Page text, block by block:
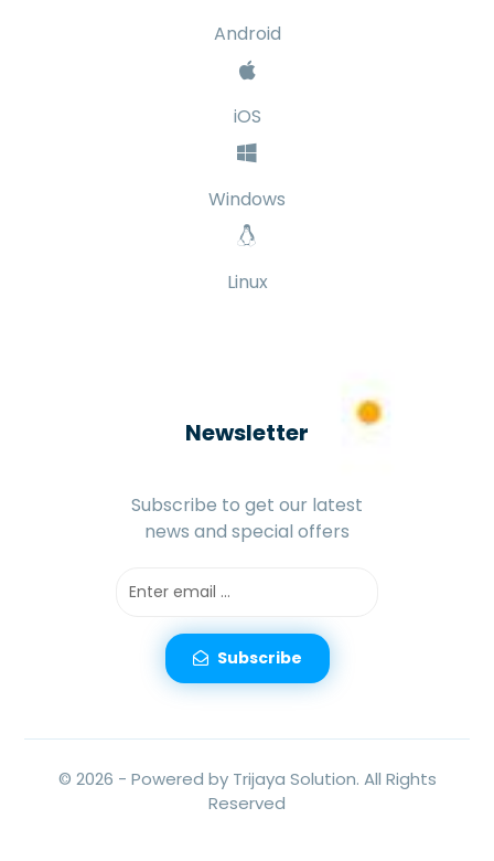
Android
iOS
Windows
Linux
Newsletter
Subscribe to get our latest
news and special offers
Subscribe
© 2026 - Powered by Trijaya Solution. All Rights
Reserved